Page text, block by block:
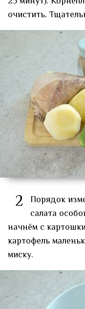
очистить.
2 Порядок
салата
начнём с
картофель
миску.